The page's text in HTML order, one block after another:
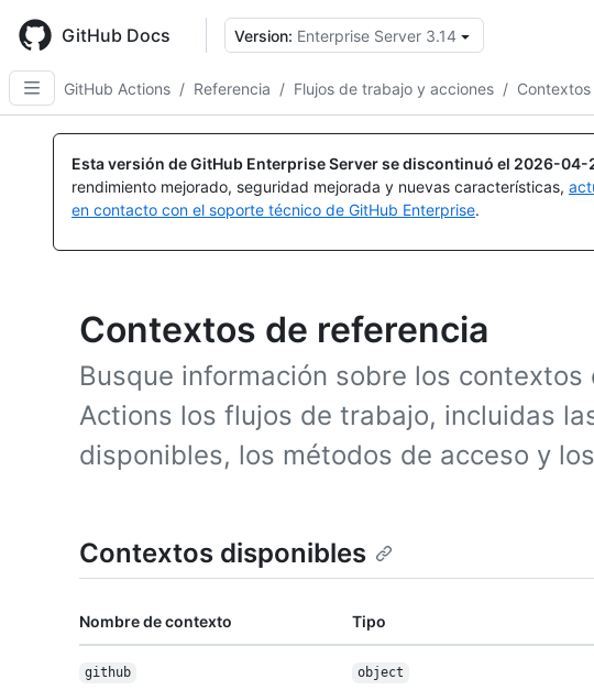
main
content
GitHub Docs Version: Enterprise Server 3.14
GitHub Actions / Referencia / Flujos de trabajo y acciones / Contextos
Esta versión de GitHub Enterprise Server se discontinuó el 2026-04-
rendimiento mejorado, seguridad mejorada y nuevas características,
en contacto con el soporte técnico de GitHub Enterprise.
Contextos de referencia
Busque información sobre los
Actions los flujos de trabajo, incluidas
disponibles, los métodos de acceso y
Contextos disponibles
Nombre de contexto Tipo
github object